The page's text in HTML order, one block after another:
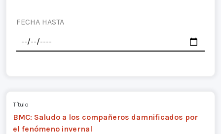
FECHA HASTA
Título
BMC: Saludo a los compañeros damnificados por
el fenómeno invernal